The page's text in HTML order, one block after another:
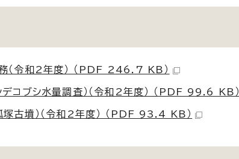
（令和2年度） （PDF 246.7 KB）
デコブシ水量調査）（令和2年度） （PDF 99.6 KB）
塚古墳）（令和2年度） （PDF 93.4 KB）